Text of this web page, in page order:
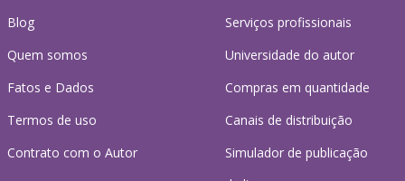
Blog
Quem somos
Fatos e Dados
Termos de uso
Contrato com o Autor
Serviços profissionais
Universidade do autor
Compras em quantidade
Canais de distribuição
Simulador de publicação